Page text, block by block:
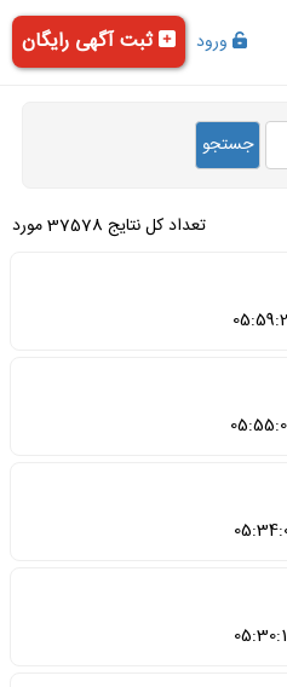
ورود ثبت آگهی رایگان
تعداد کل نتایج 37578 مورد